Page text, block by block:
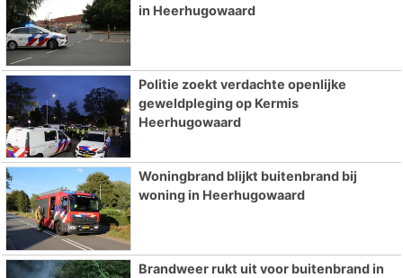
in Heerhugowaard
Politie zoekt verdachte openlijke
geweldpleging op Kermis
Heerhugowaard
Woningbrand blijkt buitenbrand bij
woning in Heerhugowaard
Brandweer rukt uit voor buitenbrand in